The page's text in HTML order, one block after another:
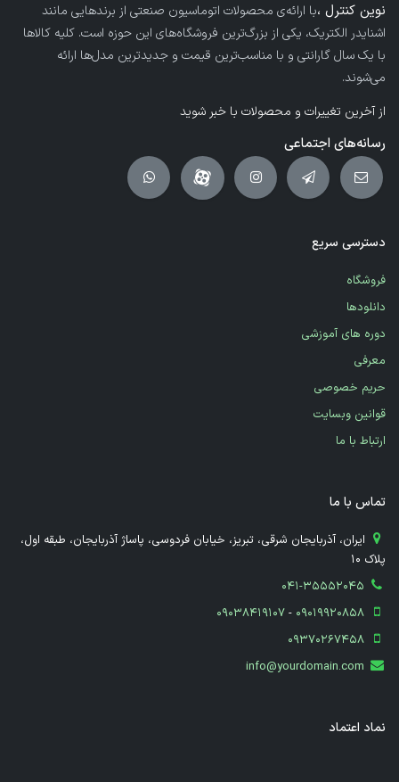
نوین کنترل ،با ارائه‌ی محصولات اتوماسیون صنعتی از برندهایی مانند
اشنایدر الکتریک، یکی از بزرگ‌ترین فروشگاه‌های این حوزه است. کلیه کالاها
با یک سال گارانتی و با مناسب‌ترین قیمت و جدیدترین مدل‌ها ارائه
می‌شوند.
از آخرین تغییرات و محصولات با خبر شوید
رسانه‌های اجتماعی
دسترسی سریع
فروشگاه
دانلودها
دوره های آموزشی
معرفی
حریم خصوصی
قوانین وبسایت
ارتباط با ما
تماس با ما
​ ایران، آذربایجان شرقی، تبریز، خیابان فردوسی، پاساژ آذربایجان، طبقه اول،
پلاک 10
041-35552045
09038419107-09019920858
09370267458
info@yourdomain.com
نماد اعتماد